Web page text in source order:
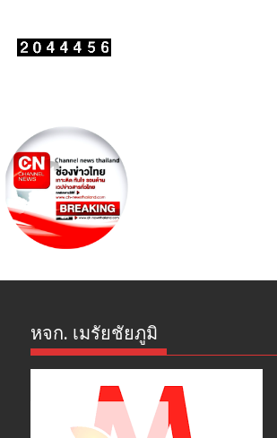
หจก. เมรัยชัยภูมิ